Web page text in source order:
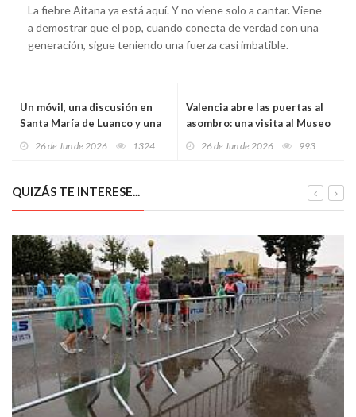
La fiebre Aitana ya está aquí. Y no viene solo a cantar. Viene
a demostrar que el pop, cuando conecta de verdad con una
generación, sigue teniendo una fuerza casi imbatible.
Un móvil, una discusión en
Santa María de Luanco y una
26 de Jun de 2026 1324
Valencia abre las puertas al
asombro: una visita al Museo
26 de Jun de 2026 993
QUIZÁS TE INTERESE...